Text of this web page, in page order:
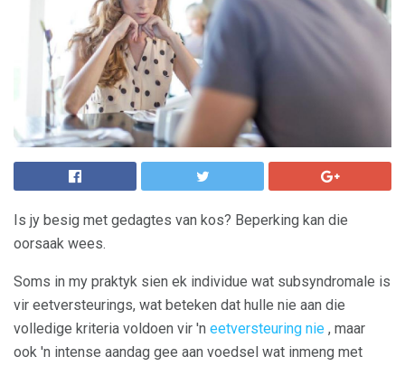
Is jy besig met gedagtes van kos? Beperking kan die
oorsaak wees.
Soms in my praktyk sien ek individue wat subsyndromale is
vir eetversteurings, wat beteken dat hulle nie aan die
volledige kriteria voldoen vir 'n eetversteuring nie , maar
ook 'n intense aandag gee aan voedsel wat inmeng met